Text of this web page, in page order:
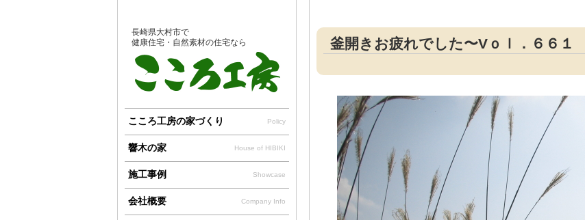
釜開きお疲れでした〜Vｏｌ．６６１
長崎県大村市で
健康住宅・自然素材の住宅なら
こころ工房の家づくり Policy
響木の家 House of HIBIKI
施工事例 Showcase
会社概要 Company Info